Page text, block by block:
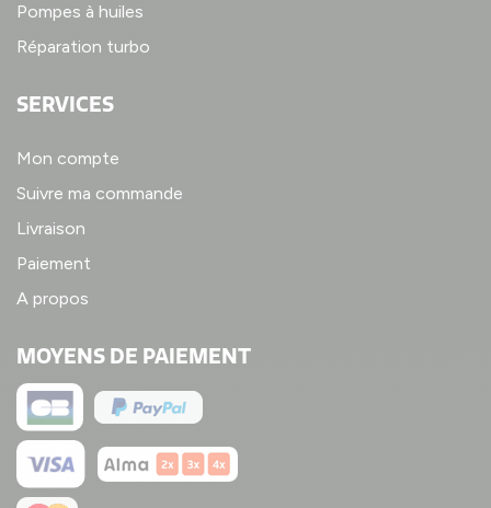
Pompes à huiles
Réparation turbo
SERVICES
Mon compte
Suivre ma commande
Livraison
Paiement
A propos
MOYENS DE PAIEMENT